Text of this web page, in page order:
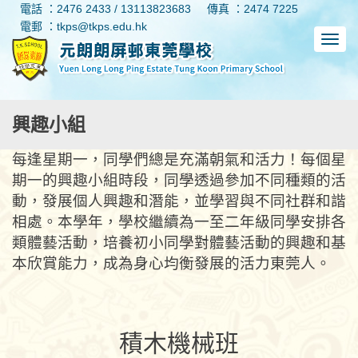
電話 ：2476 2433 / 13113823683
傳真 ：2474 7225
電郵 ：tkps@tkps.edu.hk
興趣小組
每逢星期一，同學們總是充滿朝氣和活力！每個星
期一的興趣小組時段，同學透過參加不同種類的活
動，發展個人興趣和潛能，並學習與不同社群和諧
相處。本學年，學校繼續為一至二年級同學安排各
類體藝活動，培養初小同學對體藝活動的興趣和基
本欣賞能力，成為身心均衡發展的活力東莞人。
積木機械班